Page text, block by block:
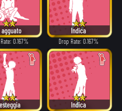
agguato
0.167%
Indica
Drop Rate: 0.167%
Indica